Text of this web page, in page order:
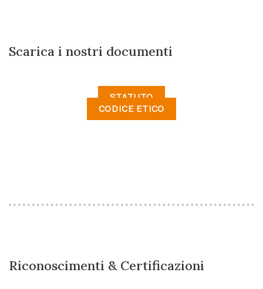
Scarica i nostri documenti
STATUTO
CODICE ETICO
Riconoscimenti & Certificazioni